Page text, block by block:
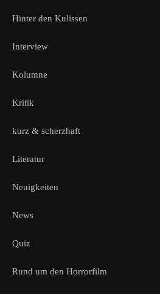
Hinter den Kulissen
Interview
Kolumne
Kritik
kurz & scherzhaft
Literatur
Neuigkeiten
News
Quiz
Rund um den Horrorfilm